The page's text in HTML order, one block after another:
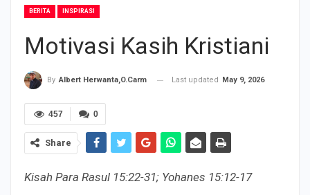
BERITA INSPIRASI
Motivasi Kasih Kristiani
By Albert Herwanta,O.Carm Last updated May 9, 2026
0
457
Share
Kisah Para Rasul 15:22-31; Yohanes 15:12-17